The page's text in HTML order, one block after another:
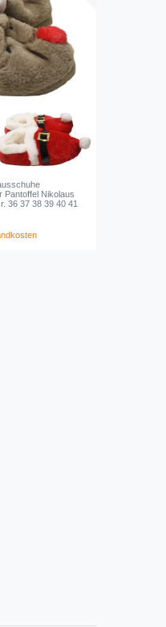
Pantoffel Nikolaus
36 37 38 39 40 41